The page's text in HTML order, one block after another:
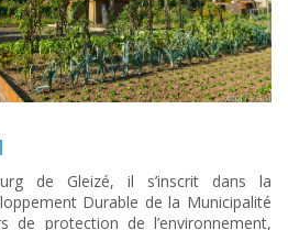
de Gleizé, il s’inscrit dans la
Durable de la Municipalité
de protection de l’environnement,